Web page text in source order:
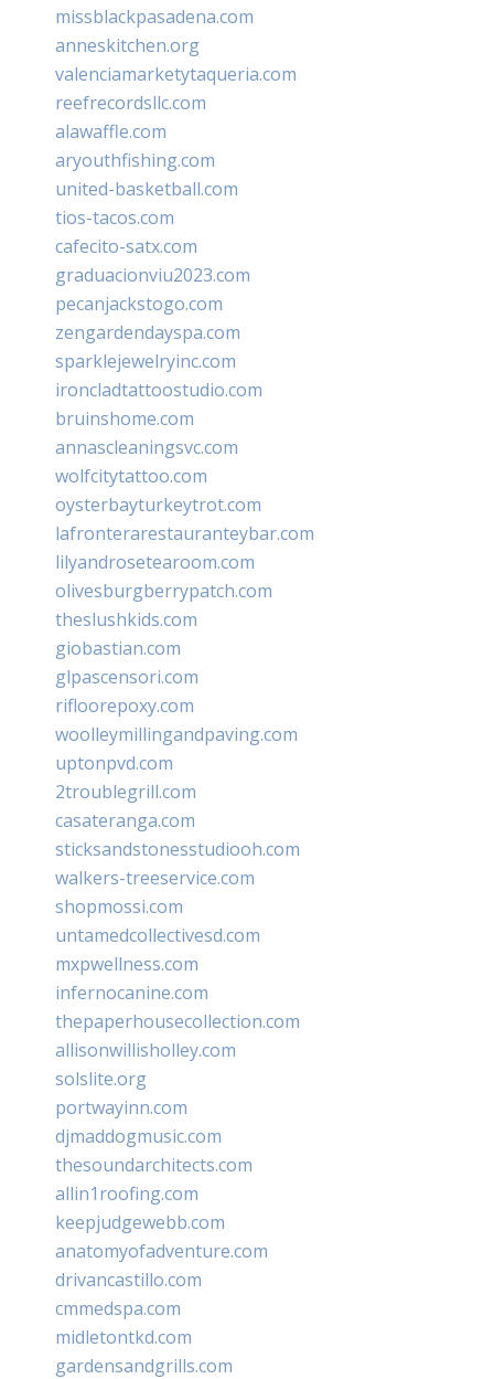
missblackpasadena.com
anneskitchen.org
valenciamarketytaqueria.com
reefrecordsllc.com
alawaffle.com
aryouthfishing.com
united-basketball.com
tios-tacos.com
cafecito-satx.com
graduacionviu2023.com
pecanjackstogo.com
zengardendayspa.com
sparklejewelryinc.com
ironcladtattoostudio.com
bruinshome.com
annascleaningsvc.com
wolfcitytattoo.com
oysterbayturkeytrot.com
lafronterarestauranteybar.com
lilyandrosetearoom.com
olivesburgberrypatch.com
theslushkids.com
giobastian.com
glpascensori.com
rifloorepoxy.com
woolleymillingandpaving.com
uptonpvd.com
2troublegrill.com
casateranga.com
sticksandstonesstudiooh.com
walkers-treeservice.com
shopmossi.com
untamedcollectivesd.com
mxpwellness.com
infernocanine.com
thepaperhousecollection.com
allisonwillisholley.com
solslite.org
portwayinn.com
djmaddogmusic.com
thesoundarchitects.com
allin1roofing.com
keepjudgewebb.com
anatomyofadventure.com
drivancastillo.com
cmmedspa.com
midletontkd.com
gardensandgrills.com